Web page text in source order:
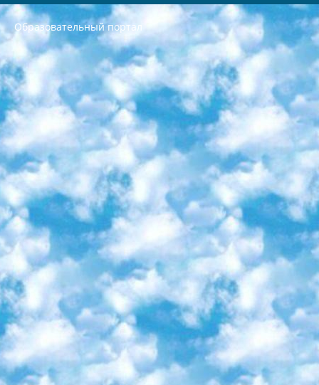
Образовательный портал
РЕСПУБЛИКА УЗБЕКИСТАН МИНИСТРЕРСТВО ДОШКОЛЬНОГО И ШКОЛЬНОГО ОБРАЗОВАНИЯ КОМАНДА в общеобразовательных учреждениях в 2023-2024 учебном году организация и проведение итоговой государственной аттестации обучающихся о Министра дошкольного и школьного образования Республики Узбекистан от 4 марта 2008 года (постановлением Минюста от 20 марта 2008 года № 1778 государственной регистрации) «Итоговое состояние учащихся общего среднего образования на основании положения об утверждении положения об аттестации общего среднего образования выпускной экзамен студентов в образовательных учреждениях в 2023-2024 учебном году В целях организации и прохождения аттестации приказываю: 1. Следующее: перечень предметов, по которым будет проводиться итоговая государственная аттестация и экзамен формы перевода согласно приложению 1; сертификаты международного образца, оценивающие уровень владения иностранными языками перечень согласно приложению 2; 2. Педагогический при специализированных образовательных учреждениях. научно-практический центр квалификации и международной оценки (Д.Давидова) 2024 г. До 25 марта: задания по предметам, по которым будет проводиться итоговая аттестация разработка и утверждение технических условий; итоговая аттестация на основании разработанного предметного задания разработка вопросов по предметам (устно и письменно), экзамен передача; общеобразовательные средние школы и специальные учебные заведения учащиеся выпускных классов школ и интернатов в агентской системе подготовка базы данных экзаменационных материалов и критериев оценки; перевод базы экзаменационных материалов на все языки обучения подать в Республиканский образовательный центр для изготовления; варианты экзаменов на основе разработанных контрольных материалов пусть будут поставлены задачи формирования. 3. Республиканский образовательный центр (Ш.Худайкулов) до 5 апреля 2024 года. до: база данных предоставленных экзаменационных материалов на все языки обучения перевод и экспертиза; для слепых, слабовидящих, глухих, слабослышащих и умственно отсталых детей учащиеся выпускных классов специализированных школ и школ-интернатов база данных экзаменационных материалов на всех преподаваемых языках подготовка критериев оценки; специализированные школы для умственно отсталых детей и технологии для учащихся выпускных классов школ-интернатов разработка соответствующих рекомендаций и критериев проведения ЕГЭ по естествознанию давать задания. 4. Педагогический при специализированных образовательных учреждениях. Научно-практический центр навыков и международной оценки (Д.Давидова), Республика образовательный центр (Худайкулов Ш.) итоговый государственный аттестационный экзамен ориентирован на творческое и логическое мышление при подготовке базы материалов учитывать введение заданий. 5. Следует отметить, что: сертификат государственного образца о знании общеобразовательного предмета и как минимум национальный уровень B1 по предметам на иностранных языках, указанным в Приложении 2. или международно признанный сертификат эквивалентного уровня студенты, изучающие определенный предмет, освобождаются от экзамена; по соответствующим предметам запланирована итоговая государственная аттестация за день до дня, путем жеребьевки Рабочей группой (в письменной форме по предметам, проводимым в форме) из числа сформированных вариантов выбрано 2 варианта; 2 выбранных варианта экзамена анонсированы на официальном сайте министерства и все выпускники по всей стране на основе этих вариантов проводит итоговую государственную аттестацию. 6. Государственное образование учащихся средних общеобразовательных учреждений. знания в соответствии с квалификационными требованиями, которые необходимо приобрести на основании стандартов итоговый (выпускной) контроль для 9 и 11 классов в целях тестирования Экзамены (далее – экзамены) состоят из предметов, перечисленных в приложении 1. будет сделано. 7. Экзамены пройдут с 26 мая по 15 июня 2024 г. (кроме науки физического воспитания). 8. Физическая для учащихся 9 классов общесредних образовательных учреждений. Экзамены по предмету «Образование, квалификация медицина» 1-6 мая 2024 года. сотрудники перевести под присмотр (с отклонениями в физическом или умственном развитии) специализированная школа для детей, школы-интернаты и со сколиозом школы-интернаты санаторного типа для больных детей исключены). 9. Он был слепым, слабовидящим и имел нарушения опорно-двигательного аппарата. экзамены в специализированных школах и интернатах для детей должны проводиться исходя из требований, предъявляемых к общеобразовательным учреждениям (физкультура кроме науки). 10. Специализированная школа для глухих и слабослышащих детей. и экзамены в интернатах и быть реализован в виде письменного теста по математике. 11. Специальность для умственно отсталых детей. Для 9 класса Родной язык и литературное письмо Государственный язык (язык обучения – узбекский). для неклассов) написано Математическое письмо Письменная/устная история Узбекистана Физическое воспитание практично Итоговый контроль Для 11 класса Написание родного языка и литературы (эссе) Математическое письмо Узбекский язык (обучение на узбекском языке) не посещающее общее среднее образование для учреждений)/Образовательное учреждение выбор письменный и устный Иностранный язык письменный/устный Письменная/устная история Узбекистана *По выбору студента:  Химия  Физика  Основы государственного права  География 10 бесплатных образовательных ресурсов - Мы составили подборку онлайн-проектов с интерактивными упражнениями, видеолекциями и статьями. Они помогут вам обрести новые и освежить старые знания бесплатно. 1. «ИНТУИТ» Старейшая образовательная площадка Рунета. Здесь вы найдёте сотни текстовых и видеокурсов на десятки различных тем — от программирования до психологии. Многие курсы подготовлены российскими университетами и крупными международными компаниями вроде Intel и Microsoft. Самостоятельное обучение бесплатное, но желающие могут оплатить услуги персональных наставников. 2. «Смартия» знакомит с актуальными профессиями и подсказывает, как им обучаться. Выбрав заинтересовавшую вас специальность — SMM-специалист, фотограф, веб-дизайнер или другую, — увидите список необходимых для неё умений. Чтобы вы могли освоить их самостоятельно, для каждого умения площадка отображает подборку ссылок на учебные материалы. Хотя «Смартия» ориентируется на русскоязычную аудиторию, часть контента всё же доступна только на английском. 3. «Лекторий Физтеха» Проект Московского физико-технического института (Физтеха). С его помощью вы можете смотреть онлайн серии лекций, записанные на видео в этом вузе. В числе доступных предметов — физика, биология, химия, информационные технологии и другие. К некоторым лекциям администрация ресурса прилагает готовые конспекты, которые можно скачивать в PDF-формате. 4. ITMOcourses Онлайн-площадка Санкт-Петербургского национального исследовательского университета информационных технологий, механики и оптики (ИТМО). Ресурс предоставляет свободный доступ к курсам, разработанным в этом вузе. Каталог материалов разбит на четыре категории: «Оптические системы и технологии», «Приборостроение и робототехника», «Информационные технологии» и «Биотехнологии». Курсы состоят из видеолекций, интерактивных демонстраций и заданий. 5. «КиберЛенинка» Электронная научная библиотека открытого доступа. Каталог площадки регулярно обрастает текстами статей из различных научных изданий. Сгруппированные по журналам и рубрикам публикации можно читать онлайн или скачивать целиком в PDF-формате. Проект нацелен на популяризацию науки за счёт открытого доступа к качественной информации. 6. «ПостНаука» На этом ресурсе публикуют подборки видеолекций, составленные экспертами из разных отраслей и объединённые общими темами. Среди них, к примеру, есть серии «Биоинформатика и геномика», «Культура средневековой Скандинавии» и Cinema Studies о теории кино. Каждая подборка лекций — логически связанная история, рассказанная экспертом от первого лица. Кроме того, на сайте появляются научно-образовательные статьи и тесты на разные темы. 7. «Newочём» Команда проекта «Newочём» отбирает самые интересные тексты из англоязычных СМИ и переводит те из них, за которые голосуют участники сообщества «ВКонтакте». По большей части это научно-популярные статьи. Редакторы придумывают лишь заголовки, в остальном содержание переводов соответствует оригиналам. Полные тексты можно читать прямо в социальной сети. 8. InternetUrok Онлайн-база материалов по основным дисциплинам школьной программы. Информация на сайте структурирована по классам, предметам и темам (урокам). Каждый урок состоит из видеолекций и конспектов. Есть также интерактивные тренажёры и тесты для закрепления пройденного материала. Даже если вы давно окончили школу, возможность повторить программу старших классов всегда может пригодиться. 9. Edutainme Ещё один ресурс об образовании. В отличие от Newtonew, как мне кажется, Edutainme больше ориентируется на представителей индустрии: педагогов, предпринимателей, разработчиков образовательных проектов. Но и любой, кто просто стремится к саморазвитию, найдёт на сайте много полезного и интересного для себя. Например, информацию о новых курсах и образовательных сервисах. 10. Newtonew Онлайн-медиа об образовании и обучении в широком смысле. Авторы Newtonew пишут об инструментах, заведениях, тактиках и стратегиях, которые помогают учить других и получать новые знания самостоятельно. На этой площадке вы найдёте новости, обзоры, аналитические мат